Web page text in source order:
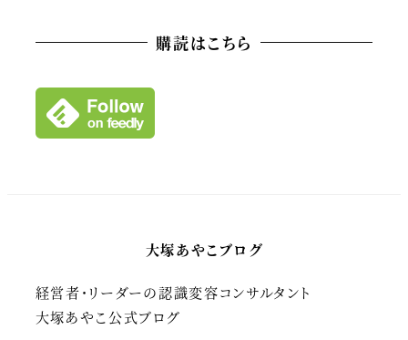
ブ
購読はこちら
大塚あやこブログ
経営者・リーダーの認識変容コンサルタント
大塚あやこ公式ブログ